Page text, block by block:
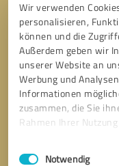
Wir verwenden
personalisieren,
können und die
Außerdem geben wir
unserer Website an
Werbung und
Informationen
zusammen, die Sie
Rahmen Ihrer
Impressum
Einwilligungsauswahl
Notwendig